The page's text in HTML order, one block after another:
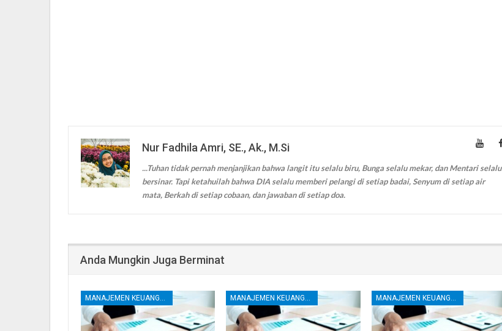
Nur Fadhila Amri, SE., Ak., M.Si
...Tuhan tidak pernah menjanjikan bahwa langit itu selalu biru, Bunga selalu mekar, dan Mentari selalu
bersinar. Tapi ketahuilah bahwa DIA selalu memberi pelangi di setiap badai, Senyum di setiap air
mata, Berkah di setiap cobaan, dan jawaban di setiap doa.
Anda Mungkin Juga Berminat